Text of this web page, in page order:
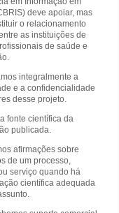
deve apoiar, mas
o relacionamento
as instituições de
de saúde e
integralmente a
e a confidencialidade
desse projeto.
fonte científica da
publicada.
afirmações sobre
de um processo,
serviço quando há
científica adequada